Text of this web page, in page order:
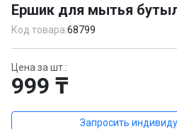
of
2
Ершик для мытья
Код товара:68799
Цена за шт.:
999 ₸
Запросить